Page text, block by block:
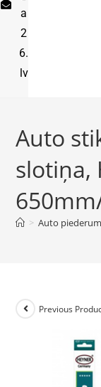
a
2
6.
lv
Auto
slotiņa,
> Auto
Previous